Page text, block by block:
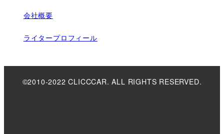
会社概要
ライタープロフィール
©2010-2022 CLICCCAR. ALL RIGHTS RESERVED.